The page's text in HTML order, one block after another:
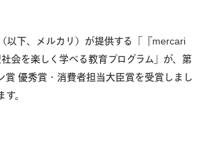
以下、メルカリ）が提供する「『mercari
会を楽しく学べる教育プログラム」が、第
賞 優秀賞・ 消費者担当大臣賞を受賞しまし
。